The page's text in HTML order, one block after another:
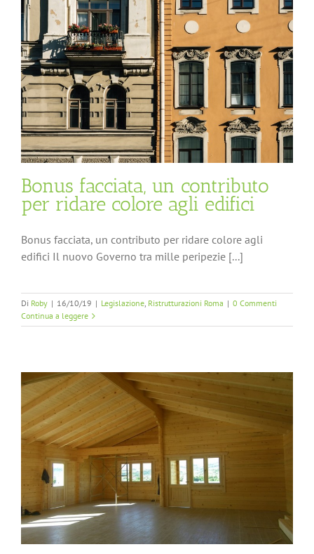
Bonus facciata, un contributo
per ridare colore agli edifici
Bonus facciata, un contributo per ridare colore agli
edifici Il nuovo Governo tra mille peripezie [...]
Di Roby | 16/10/19 | Legislazione, Ristrutturazioni Roma | 0 Commenti
Continua a leggere